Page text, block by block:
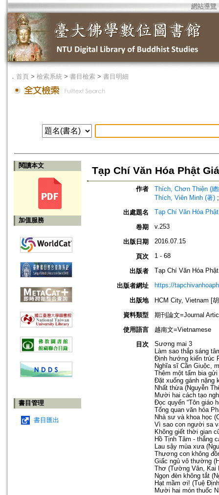
網站導覽
． 首頁 > 檢索系統 > 書目檢索 > 書目明細
閱讀本文
加值服務
書目管理
書目匯出
Tạp Chí Văn Hóa Phật
作者
Thích, Chơn Thiện (總
Thích, Viên Minh (著)
出處題名
Tạp Chí Văn Hóa
卷期 v.253
出版日期 2016.07.15
頁次 1 - 68
出版者 Tạp Chí Văn Hóa
出版者網址 https://
出版地
HCM City, Vietnam [
資料類型
期刊論文=Journal
使用語言
越南文=Vietnamese
目次
Sương mai 3
Làm sao thắp sáng
Định hướng kiến trúc
Nghĩa sĩ Cần Giuộc,
Thêm một tấm bia
Đặt xuống gánh nặng
Nhất thừa (Nguyễn
Mười hai cách tạo
Đọc quyển “Tôn giáo
Tổng quan văn hóa
Nhà sư và khoa học
Vì sao con người sa
Không giết thời gian
Hồ Tịnh Tâm - thắng
Lau sậy mùa xưa
Thương con không
Giấc ngủ vô thường
Thơ (Tường Vân, Kai
Ngọn đèn không tắt
Hạt mầm ơi! (Tuệ
Mười hai món thuốc